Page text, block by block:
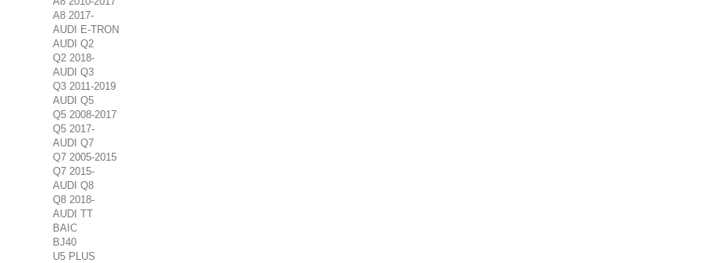
A8 2017-
AUDI E-TRON
AUDI Q2
Q2 2018-
AUDI Q3
Q3 2011-2019
AUDI Q5
Q5 2008-2017
Q5 2017-
AUDI Q7
Q7 2005-2015
Q7 2015-
AUDI Q8
Q8 2018-
AUDI TT
BAIC
BJ40
U5 PLUS